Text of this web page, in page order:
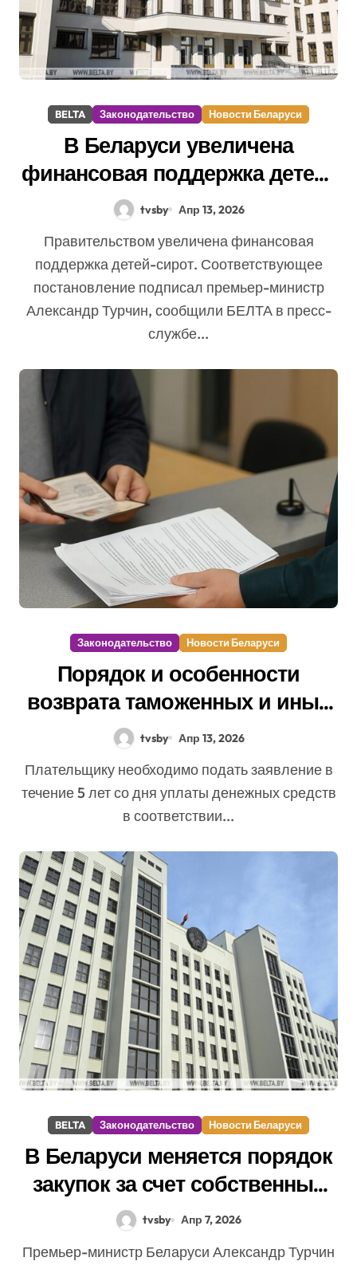
BELTA Законодательство Новости Беларуси
В Беларуси увеличена
финансовая поддержка детей-
сирот
tvsby Апр 13, 2026
Правительством увеличена финансовая
поддержка детей-сирот. Соответствующее
постановление подписал премьер-министр
Александр Турчин, сообщили БЕЛТА в пресс-
службе...
Законодательство Новости Беларуси
Порядок и особенности
возврата таможенных и иных
платежей, контроль за
которыми осуществляется
таможенными органами,
установлены Налоговым
таможенном регулировании
tvsby Апр 13, 2026
Плательщику необходимо подать заявление в
течение 5 лет со дня уплаты денежных средств
в соответствии...
BELTA Законодательство Новости Беларуси
В Беларуси меняется порядок
закупок за счет собственных
средств. Что важно знать?
tvsby Апр 7, 2026
Премьер-министр Беларуси Александр Турчин